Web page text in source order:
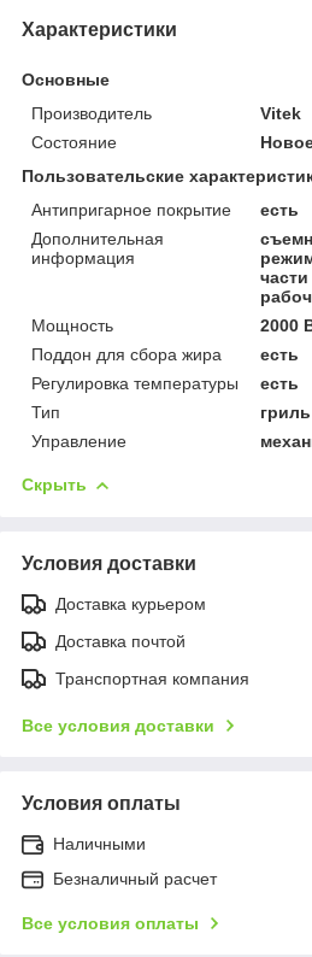
Характеристики
Основные
Производитель
Vitek
Состояние
Пользовательские
Антипригарное покрытие
есть
Дополнительная
информация
Мощность
2000
Поддон для сбора жира
есть
Регулировка температуры
есть
Тип
гриль
Управление
Скрыть
Условия доставки
Доставка курьером
Доставка почтой
Транспортная компания
Все условия доставки
Условия оплаты
Наличными
Безналичный расчет
Все условия оплаты